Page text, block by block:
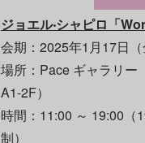
ジョエル‧シャピロ「
会期：2025年1月17日（
場所：Pace ギャラリー
A1-2F）
時間：11:00 ～ 19:00（
制）